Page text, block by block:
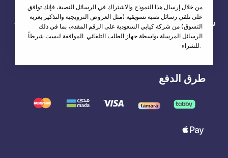
شركاؤنا
طرق الدفع
من خلال إرسال هذا النموذج والاشتراك في الرسائل النصية، فإنك توافق
على تلقي رسائل نصية تسويقية (مثل العروض الترويجية والتذكير بعربة
التسوق) من شركة كيابي السعودية على الرقم المقدم، بما في ذلك
الرسائل المرسلة بواسطة جهاز الطلب التلقائي. الموافقة ليست شرطاً
للشراء.